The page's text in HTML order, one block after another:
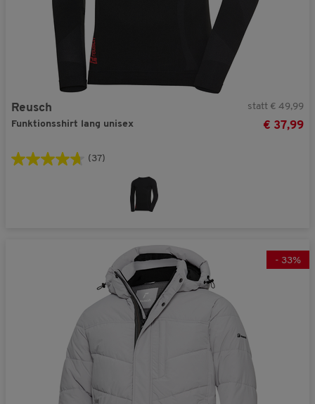
Reusch
Funktionsshirt lang unisex
statt € 49,99
€ 37,99
(37)
- 33%